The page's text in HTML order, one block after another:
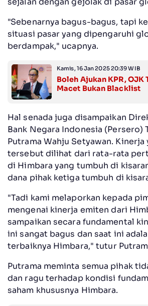
"Sebenarnya bagus-bagus, tapi
situasi pasar yang dipengaruhi
berdampak," ucapnya.
Kamis, 16 Jan 2025 20:39 WIB
Boleh Ajukan KPR, OJK
Macet Bukan Blacklist
Hal senada juga disampaikan
Bank Negara Indonesia (Persero)
Putrama Wahju Setyawan. Kinerja
tersebut dilihat dari rata-rata
di Himbara yang tumbuh di
dana pihak ketiga tumbuh di
"Tadi kami melaporkan kepada
mengenai kinerja emiten dari
sampaikan secara fundamental
ini sangat bagus dan saat ini
terbaiknya Himbara," tutur
Putrama meminta semua pihak
dan ragu terhadap kondisi
saham khususnya Himbara.